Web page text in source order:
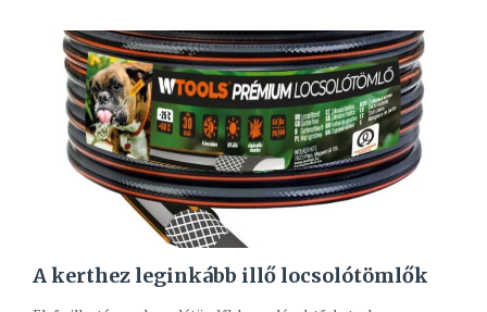
A kerthez leginkább illő locsolótömlők